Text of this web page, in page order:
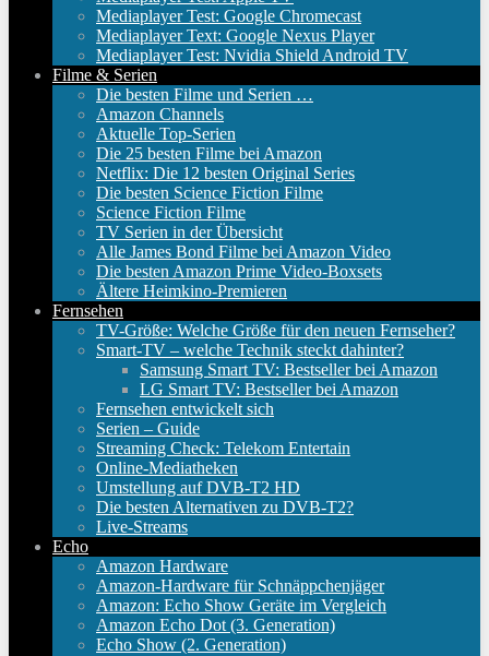
Mediaplayer Test: Google Chromecast
Mediaplayer Text: Google Nexus Player
Mediaplayer Test: Nvidia Shield Android TV
Filme & Serien
Die besten Filme und Serien …
Amazon Channels
Aktuelle Top-Serien
Die 25 besten Filme bei Amazon
Netflix: Die 12 besten Original Series
Die besten Science Fiction Filme
Science Fiction Filme
TV Serien in der Übersicht
Alle James Bond Filme bei Amazon Video
Die besten Amazon Prime Video-Boxsets
Ältere Heimkino-Premieren
Fernsehen
TV-Größe: Welche Größe für den neuen Fernseher?
Smart-TV – welche Technik steckt dahinter?
Samsung Smart TV: Bestseller bei Amazon
LG Smart TV: Bestseller bei Amazon
Fernsehen entwickelt sich
Serien – Guide
Streaming Check: Telekom Entertain
Online-Mediatheken
Umstellung auf DVB-T2 HD
Die besten Alternativen zu DVB-T2?
Live-Streams
Echo
Amazon Hardware
Amazon-Hardware für Schnäppchenjäger
Amazon: Echo Show Geräte im Vergleich
Amazon Echo Dot (3. Generation)
Echo Show (2. Generation)